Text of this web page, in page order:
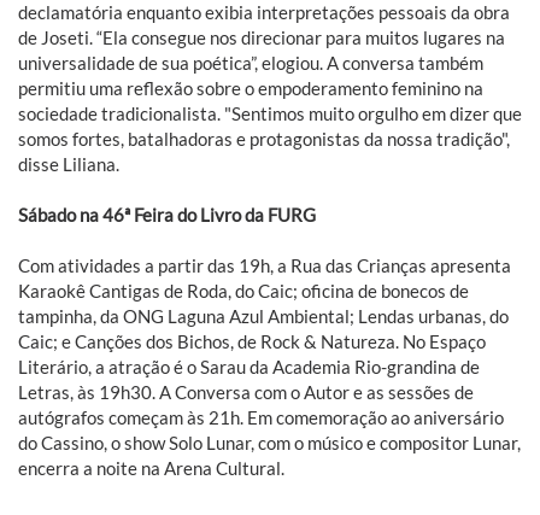
declamatória enquanto exibia interpretações pessoais da obra
de Joseti. “Ela consegue nos direcionar para muitos lugares na
universalidade de sua poética”, elogiou. A conversa também
permitiu uma reflexão sobre o empoderamento feminino na
sociedade tradicionalista. "Sentimos muito orgulho em dizer que
somos fortes, batalhadoras e protagonistas da nossa tradição",
disse Liliana.
Sábado na 46ª Feira do Livro da FURG
Com atividades a partir das 19h, a Rua das Crianças apresenta
Karaokê Cantigas de Roda, do Caic; oficina de bonecos de
tampinha, da ONG Laguna Azul Ambiental; Lendas urbanas, do
Caic; e Canções dos Bichos, de Rock & Natureza. No Espaço
Literário, a atração é o Sarau da Academia Rio-grandina de
Letras, às 19h30. A Conversa com o Autor e as sessões de
autógrafos começam às 21h. Em comemoração ao aniversário
do Cassino, o show Solo Lunar, com o músico e compositor Lunar,
encerra a noite na Arena Cultural.